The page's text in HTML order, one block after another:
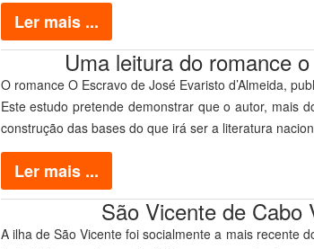
Ler mais ...
Uma leitura do romance
O romance O Escravo de José Evaristo d’Almeida,
Este estudo pretende demonstrar que o autor, mais
construção das bases do que irá ser a literatura
Ler mais ...
São Vicente de Cabo
A ilha de São Vicente foi socialmente a mais recente